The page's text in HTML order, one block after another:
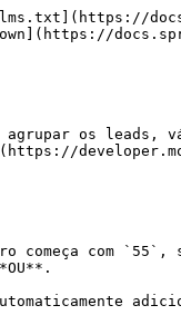
agrupar os
começa com